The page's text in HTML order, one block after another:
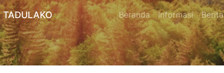
TADULAKO Beranda Informasi Berita